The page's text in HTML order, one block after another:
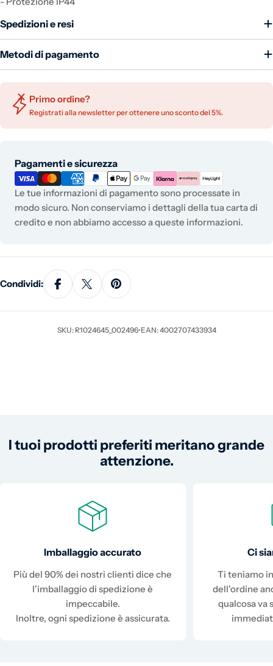
Spedizioni e resi
Metodi di pagamento
Primo ordine?
Registrati alla newsletter per ottenere uno sconto del 5%.
Pagamenti e sicurezza
Metodi di pagamento
Le tue informazioni di pagamento sono processate in
modo sicuro. Non conserviamo i dettagli della tua carta di
credito e non abbiamo accesso a queste informazioni.
Condividi:
SKU: R1024645_002496•EAN: 4002707433934
I tuoi prodotti preferiti meritano grande
attenzione.
Imballaggio accurato
Più del 90% dei nostri clienti dice che
l'imballaggio di spedizione è
impeccabile.
Inoltre, ogni spedizione è assicurata.
Ci
Ti teniamo
dell'ordine
qualcosa va